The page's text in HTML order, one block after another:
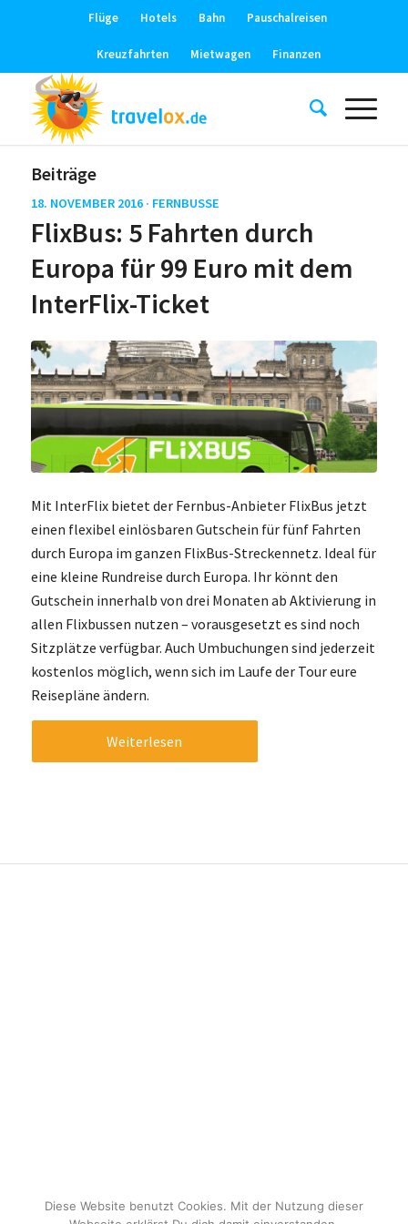
Flüge Hotels Bahn Pauschalreisen
Kreuzfahrten Mietwagen Finanzen
Beiträge
18. NOVEMBER 2016 · FERNBUSSE
FlixBus: 5 Fahrten durch
Europa für 99 Euro mit dem
InterFlix-Ticket
Mit InterFlix bietet der Fernbus-Anbieter FlixBus jetzt
einen flexibel einlösbaren Gutschein für fünf Fahrten
durch Europa im ganzen FlixBus-Streckennetz. Ideal für
eine kleine Rundreise durch Europa. Ihr könnt den
Gutschein innerhalb von drei Monaten ab Aktivierung in
allen Flixbussen nutzen – vorausgesetzt es sind noch
Sitzplätze verfügbar. Auch Umbuchungen sind jederzeit
kostenlos möglich, wenn sich im Laufe der Tour eure
Reisepläne ändern.
Weiterlesen
Diese Website benutzt Cookies. Mit der Nutzung dieser